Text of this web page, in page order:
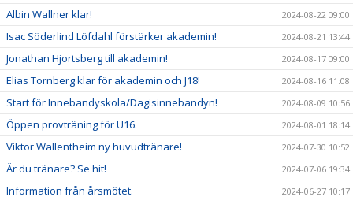
Albin Wallner klar! 2024-08-22 09:00
Isac Söderlind Löfdahl förstärker akademin! 2024-08-21 13:44
Jonathan Hjortsberg till akademin! 2024-08-17 09:00
Elias Tornberg klar för akademin och J18! 2024-08-16 11:08
Start för Innebandyskola/Dagisinnebandyn! 2024-08-09 10:56
Öppen provträning för U16. 2024-08-01 18:14
Viktor Wallentheim ny huvudtränare! 2024-07-30 10:52
Är du tränare? Se hit! 2024-07-06 19:34
Information från årsmötet. 2024-06-27 10:17